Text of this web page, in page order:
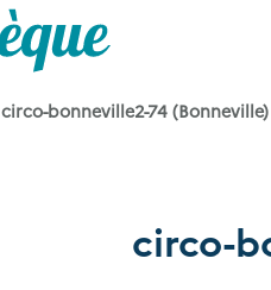
circo-bonneville2-74 (Bonneville)
circo-